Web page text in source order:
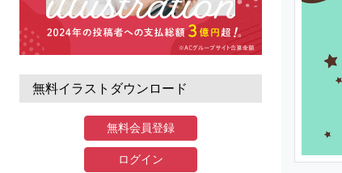
無料イラストダウンロード
無料会員登録
ログイン